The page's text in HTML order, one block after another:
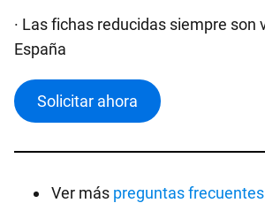
· Las fichas reducidas siempre son
España
Solicitar ahora
Ver más preguntas frecuentes